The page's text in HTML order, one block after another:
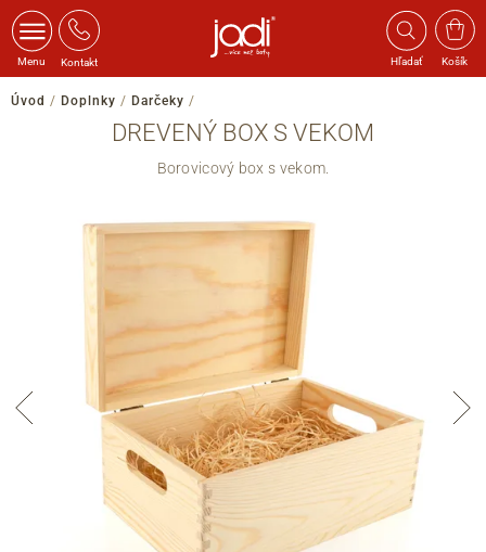
Menu Kontakt Hľadať Košík
Úvod / Doplnky / Darčeky /
DREVENÝ BOX S VEKOM
Borovicový box s vekom.